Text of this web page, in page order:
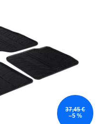
37,45 €
–5 %